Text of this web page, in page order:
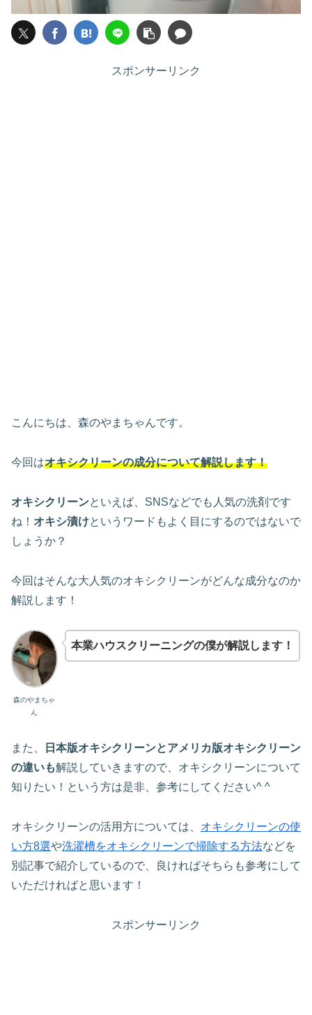
スポンサーリンク
こんにちは、森のやまちゃんです。
今回はオキシクリーンの成分について解説します！
オキシクリーンといえば、SNSなどでも人気の洗剤です
ね！ オキシ漬けというワードもよく目にするのではないで
しょうか？
今回はそんな大人気のオキシクリーンがどんな成分なのか
解説します！
森のやまちゃ
ん
本業ハウスクリーニングの僕が解説します！
また、
日本版オキシクリーンとアメリカ版オキシクリーン
の違いも解説していきますので、オキシクリーンについて
知りたい！という方は是非、参考にしてください^ ^
オキシクリーンの活用方については、 オキシクリーンの使
い方8選や洗濯槽をオキシクリーンで掃除する方法などを
別記事で紹介しているので、良ければそちらも参考にして
いただければと思います！
スポンサーリンク